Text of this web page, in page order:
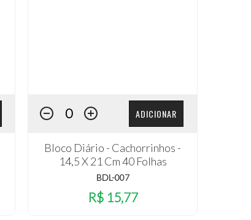
ADICIONAR
Bloco Diário - Cachorrinhos -
14,5 X 21 Cm 40 Folhas
BDL-007
R$ 15,77